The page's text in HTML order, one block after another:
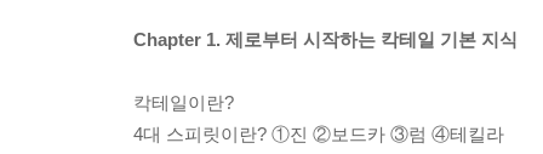
Chapter 1. 제로부터 시작하는 칵테일 기본 지식
칵테일이란?
4대 스피릿이란? ①진 ②보드카 ③럼 ④테킬라